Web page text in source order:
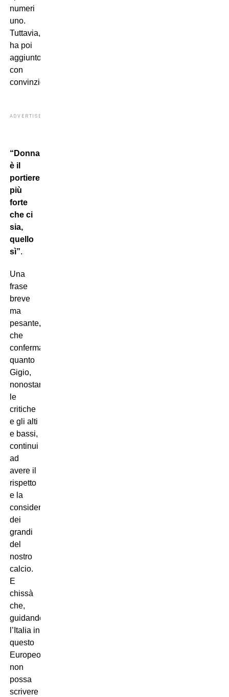
numeri
uno.
Tuttavia,
ha poi
aggiunto
con
convinzione:
ADVERTISEMENT
“Donnarumma
è il
portiere
più
forte
che ci
sia,
quello
sì”.
Una
frase
breve
ma
pesante,
che
conferma
quanto
Gigio,
nonostante
le
critiche
e gli alti
e bassi,
continui
ad
avere il
rispetto
e la
considerazione
dei
grandi
del
nostro
calcio.
E
chissà
che,
guidando
l’Italia in
questo
Europeo,
non
possa
scrivere